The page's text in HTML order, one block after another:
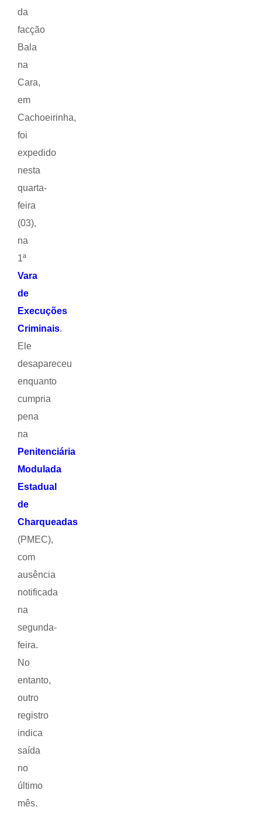
da
facção
Bala
na
Cara,
em
Cachoeirinha,
foi
expedido
nesta
quarta-
feira
(03),
na
1ª
Vara
de
Execuções
Criminais.
Ele
desapareceu
enquanto
cumpria
pena
na
Penitenciária
Modulada
Estadual
de
Charqueadas
(PMEC),
com
ausência
notificada
na
segunda-
feira.
No
entanto,
outro
registro
indica
saída
no
último
mês.